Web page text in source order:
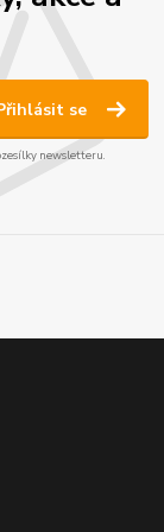
se
newsletteru.